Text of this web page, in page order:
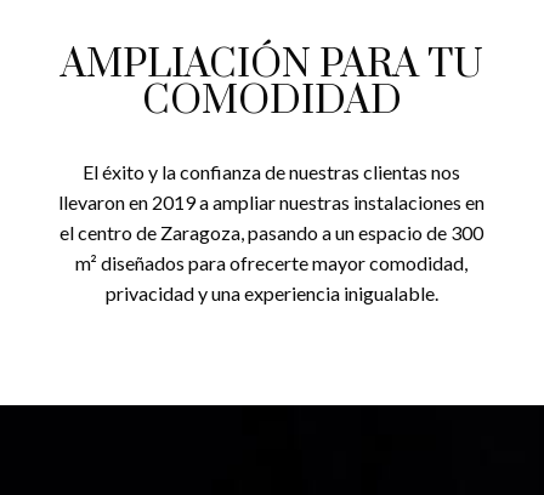
AMPLIACIÓN PARA TU
COMODIDAD
El éxito y la confianza de nuestras clientas nos
llevaron en 2019 a ampliar nuestras instalaciones en
el centro de Zaragoza, pasando a un espacio de 300
m² diseñados para ofrecerte mayor comodidad,
privacidad y una experiencia inigualable.